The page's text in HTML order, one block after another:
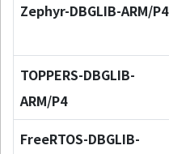
Zephyr-DBGLIB-ARM/P4
TOPPERS-DBGLIB-
ARM/P4
FreeRTOS-DBGLIB-